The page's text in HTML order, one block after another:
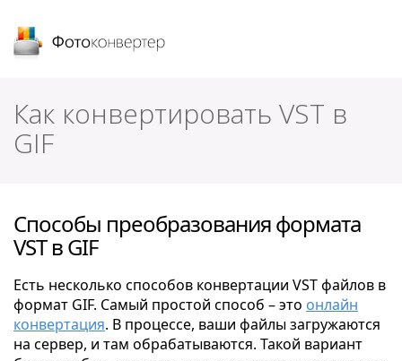
Как конвертировать VST в
GIF
Способы преобразования формата
VST в GIF
Есть несколько способов конвертации VST файлов в
формат GIF. Самый простой способ – это онлайн
конвертация. В процессе, ваши файлы загружаются
на сервер, и там обрабатываются. Такой вариант